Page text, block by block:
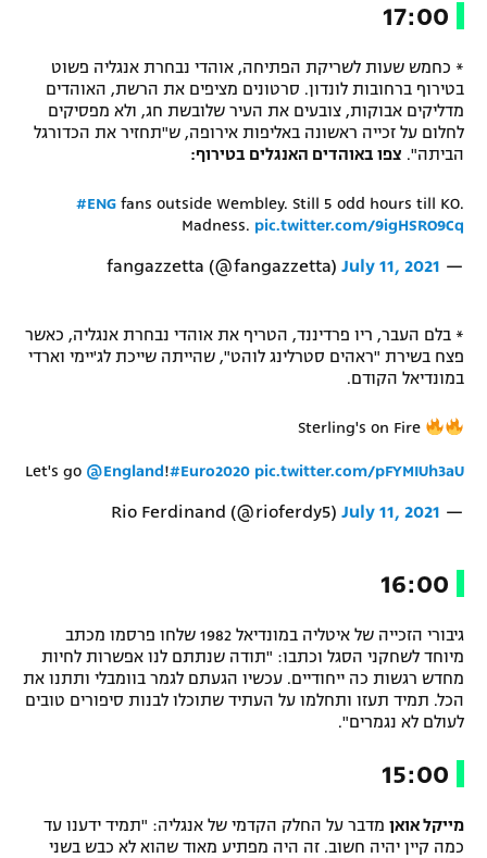
לוח דרושים – ג'ובנט
תגיות
המגזין
17:00
* כחמש שעות לשריקת הפתיחה, אוהדי נבחרת אנגליה פשוט
בטירוף ברחובות לונדון. סרטונים מציפים את הרשת, האוהדים
מדליקים אבוקות, צובעים את העיר שלובשת חג, ולא מפסיקים
לחלום על זכייה ראשונה באליפות אירופה, ש"תחזיר את הכדורגל
הביתה". צפו באוהדים האנגלים בטירוף:
#ENG fans outside Wembley. Still 5 odd hours till KO.
Madness. pic.twitter.com/9igHSRO9Cq
— fangazzetta (@fangazzetta)
July 11, 2021
* בלם העבר, ריו פרדיננד, הטריף את אוהדי נבחרת אנגליה, כאשר
פצח בשירת "ראהים סטרלינג לוהט", שהייתה שייכת לג'יימי וארדי
במונדיאל הקודם.
Sterling's on Fire
Let's go @England!#Euro2020 pic.twitter.com/pFYMIUh3aU
— Rio Ferdinand (@rioferdy5)
July 11, 2021
16:00
גיבורי הזכייה של איטליה במונדיאל 1982 שלחו פרסמו מכתב
מיוחד לשחקני הסגל וכתבו: "תודה שנתתם לנו אפשרות לחיות
מחדש רגשות כה ייחודיים. עכשיו הגעתם לגמר בוומבלי ותתנו את
הכל. תמיד תעזו ותחלמו על העתיד שתוכלו לבנות סיפורים טובים
לעולם לא נגמרים".
15:00
מייקל אואן מדבר על החלק הקדמי של אנגליה: "תמיד ידענו עד
כמה קיין יהיה חשוב. זה היה מפתיע מאוד שהוא לא כבש בשני